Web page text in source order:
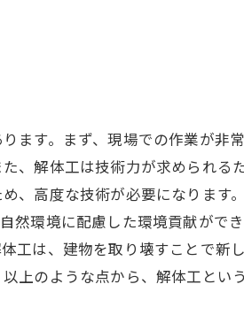
す。まず、現場での作業が非常
、解体工は技術力が求められる
、高度な技術が必要になります
然環境に配慮した環境貢献がで
工は、建物を取り壊すことで新
上のような点から、解体工とい